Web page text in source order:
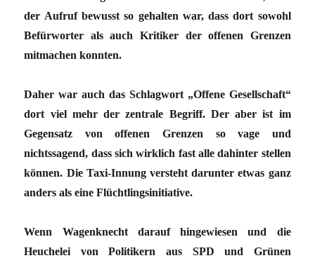
der Aufruf bewusst so gehalten war, dass dort sowohl
Befürworter als auch Kritiker der offenen Grenzen
mitmachen konnten.
Daher war auch das Schlagwort „Offene Gesellschaft“
dort viel mehr der zentrale Begriff. Der aber ist im
Gegensatz von offenen Grenzen so vage und
nichtssagend, dass sich wirklich fast alle dahinter stellen
können. Die Taxi-Innung versteht darunter etwas ganz
anders als eine Flüchtlingsinitiative.
Wenn Wagenknecht darauf hingewiesen und die
Heuchelei von Politikern aus SPD und Grünen